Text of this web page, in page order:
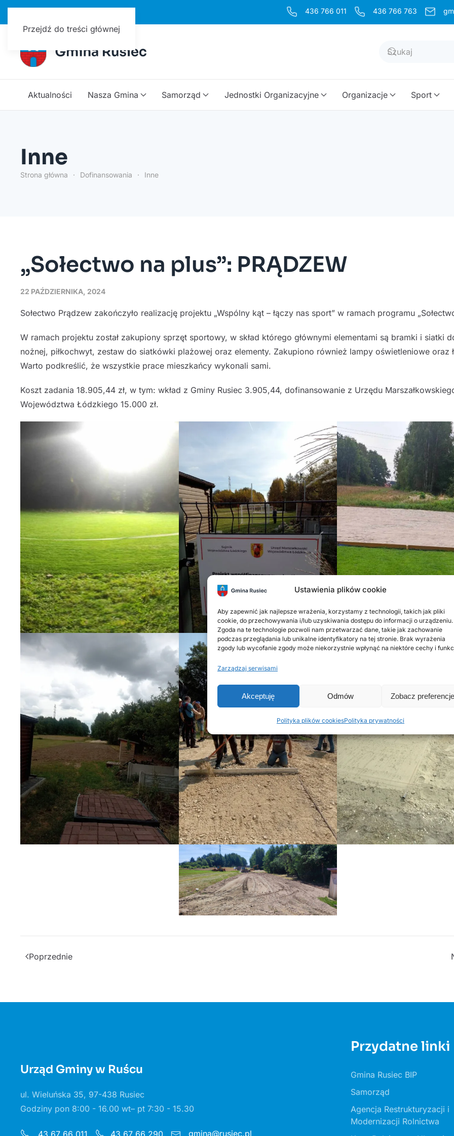
Ustawienia plików cookie
Aby zapewnić jak najlepsze wrażenia, korzystamy z technologii, takich jak pliki
cookie, do przechowywania i/lub uzyskiwania dostępu do informacji o urządzeniu.
Zgoda na te technologie pozwoli nam przetwarzać dane, takie jak zachowanie
podczas przeglądania lub unikalne identyfikatory na tej stronie. Brak wyrażenia
zgody lub wycofanie zgody może niekorzystnie wpłynąć na niektóre cechy i
Zarządzaj serwisami
Akceptuję Odmów Zobacz preferencje
Polityka plików cookiesPolityka prywatności
Przejdź do treści głównej
436 766 011 436 766 763
Aktualności Nasza Gmina Samorząd Jednostki Organizacyjne Organizacje Sport
Inne
Strona główna Dofinansowania Inne
„Sołectwo na plus”: PRĄDZEW
22 PAŹDZIERNIKA, 2024
Sołectwo Prądzew zakończyło realizację projektu „Wspólny kąt – łączy nas sport” w ramach programu
W ramach projektu został zakupiony sprzęt sportowy, w skład którego głównymi elementami są bramki i siatki
nożnej, piłkochwyt, zestaw do siatkówki plażowej oraz elementy. Zakupiono również lampy oświetleniowe oraz
Warto podkreślić, że wszystkie prace mieszkańcy wykonali sami.
Koszt zadania 18.905,44 zł, w tym: wkład z Gminy Rusiec 3.905,44, dofinansowanie z Urzędu
Województwa Łódzkiego 15.000 zł.
Poprzednie
Urząd Gminy w Ruścu
ul. Wieluńska 35, 97-438 Rusiec
Godziny pon 8:00 - 16.00 wt– pt 7:30 - 15.30
gmina@rusiec.pl
Przydatne linki
Gmina Rusiec BIP
Samorząd
Agencja Restrukturyzacji i
Modernizacji Rolnictwa